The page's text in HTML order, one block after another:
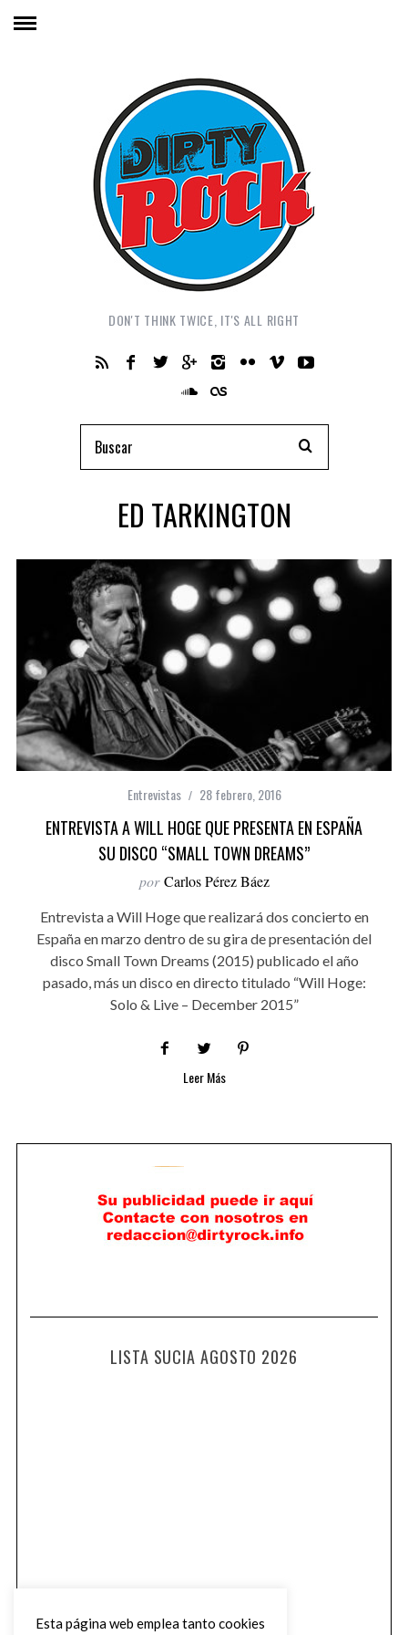
DON'T THINK TWICE, IT'S ALL RIGHT
ED TARKINGTON
Entrevistas 28 febrero, 2016
ENTREVISTA A WILL HOGE QUE PRESENTA EN ESPAÑA
SU DISCO “SMALL TOWN DREAMS”
por Carlos Pérez Báez
Entrevista a Will Hoge que realizará dos concierto en
España en marzo dentro de su gira de presentación del
disco Small Town Dreams (2015) publicado el año
pasado, más un disco en directo titulado “Will Hoge:
Solo & Live – December 2015”
Leer Más
LISTA SUCIA AGOSTO 2026
Esta página web emplea tanto cookies